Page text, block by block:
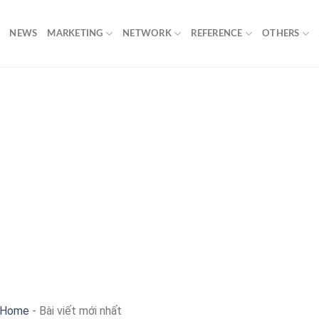
NEWS MARKETING NETWORK REFERENCE OTHERS
Home - Bài viết mới nhất